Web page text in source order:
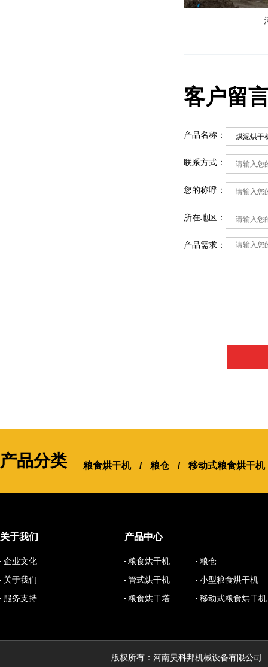
客户留
产品名称：
联系方式：
您的称呼：
所在地区：
产品需求：
产品分类 粮食烘干机 / 粮仓 / 移动式粮食烘干机
关于我们
企业文化
关于我们
服务支持
产品中心
粮食烘干机
粮仓
管式烘干机
小型粮食烘干机
粮食烘干塔
移动式粮食烘干机
版权所有：河南昊科邦机械设备有限公